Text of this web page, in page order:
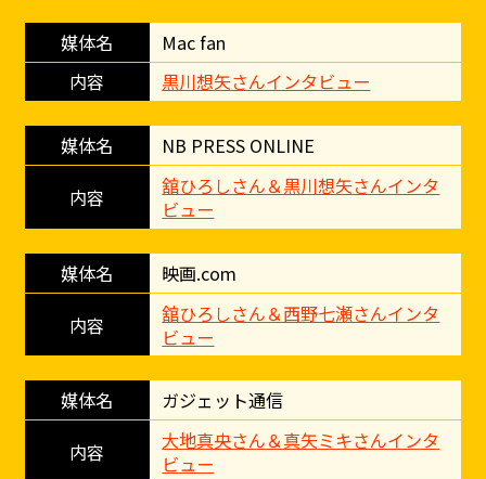
Mac fan
黒川想矢さんインタビュー
NB PRESS ONLINE
舘ひろしさん＆黒川想矢さんインタ
ビュー
映画.com
舘ひろしさん＆西野七瀬さんインタ
ビュー
ガジェット通信
大地真央さん＆真矢ミキさんインタ
ビュー